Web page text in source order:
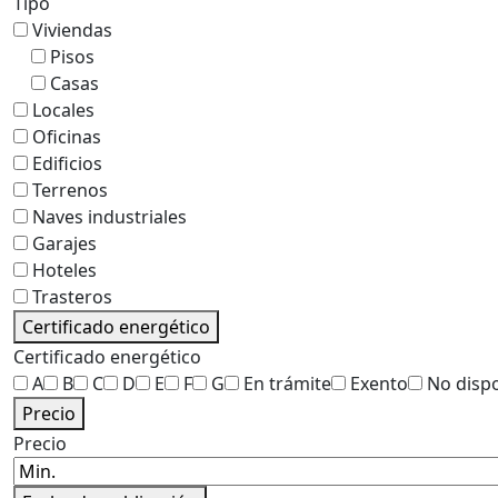
Viviendas
Pisos
Casas
Locales
Oficinas
Edificios
Terrenos
Naves industriales
Garajes
Hoteles
Trasteros
Certificado energético
Certificado energético
A
B C D E F G En trámite Exento
No
Precio
Precio